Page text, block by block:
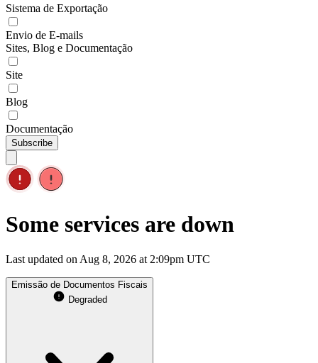
Sistema de Exportação
Envio de E-mails
Sites, Blog e Documentação
Site
Blog
Documentação
Subscribe
Some services are down
Last updated on Aug 8, 2026 at 2:09pm UTC
Emissão de Documentos Fiscais
Degraded